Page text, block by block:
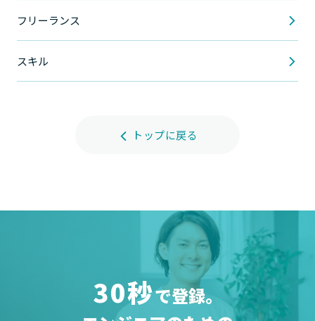
フリーランス
スキル
トップに戻る
30秒で登録。